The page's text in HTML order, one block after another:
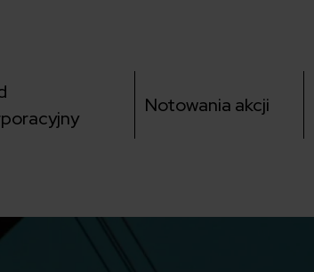
Notowania akcji